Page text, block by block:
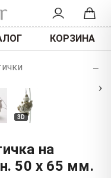
КОРЗИНА
›
+
−
3D
на
50 x 65 мм.